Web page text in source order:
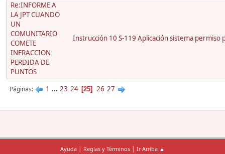
Re:INFORME A
LA JPT CUANDO
UN
COMUNITARIO
COMETE
INFRACCION
PERDIDA DE
PUNTOS
Instrucción 10 S-119 Aplicación sistema
Páginas 1 ... 23 24 25 26 27
Ayuda | Reglas y Términos | Ir Arriba ▲